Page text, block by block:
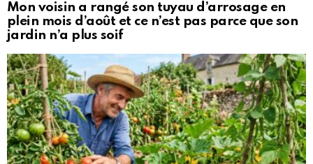
Mon voisin a rangé son tuyau d’arrosage en
plein mois d’août et ce n’est pas parce que son
jardin n’a plus soif